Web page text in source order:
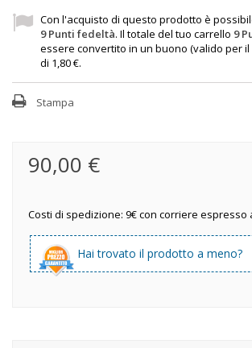
Con l'acquisto di questo prodotto è
9Punti fedeltà. Il totale del tuo carrello 9
essere convertito in un buono (valido per
di 1,80 €.
Stampa
90,00 €
Costi di spedizione: 9€ con corriere espresso
Hai trovato il prodotto a meno?